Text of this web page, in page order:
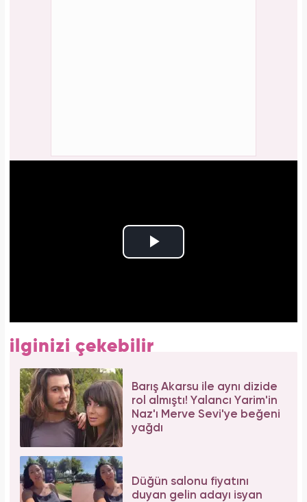
ilginizi çekebilir
Barış Akarsu ile aynı dizide
rol almıştı! Yalancı Yarim'in
Naz'ı Merve Sevi'ye beğeni
yağdı
Düğün salonu fiyatını
duyan gelin adayı isyan